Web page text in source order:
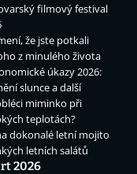
filmový festival
že jste potkali
z minulého života
úkazy 2026:
slunce a další
miminko při
teplotách?
dokonalé letní mojito
letních salátů
2026